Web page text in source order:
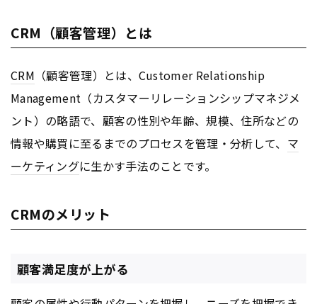
CRM（顧客管理）とは
CRM （顧客管理）とは、Customer Relationship
Management（カスタマーリレーションシップマネジメ
ント）の略語で、顧客の性別や年齢、規模、住所などの
情報や購買に至るまでのプロセスを管理・分析して、 マ
ーケティングに生かす手法のことです。
CRMのメリット
顧客満足度が上がる